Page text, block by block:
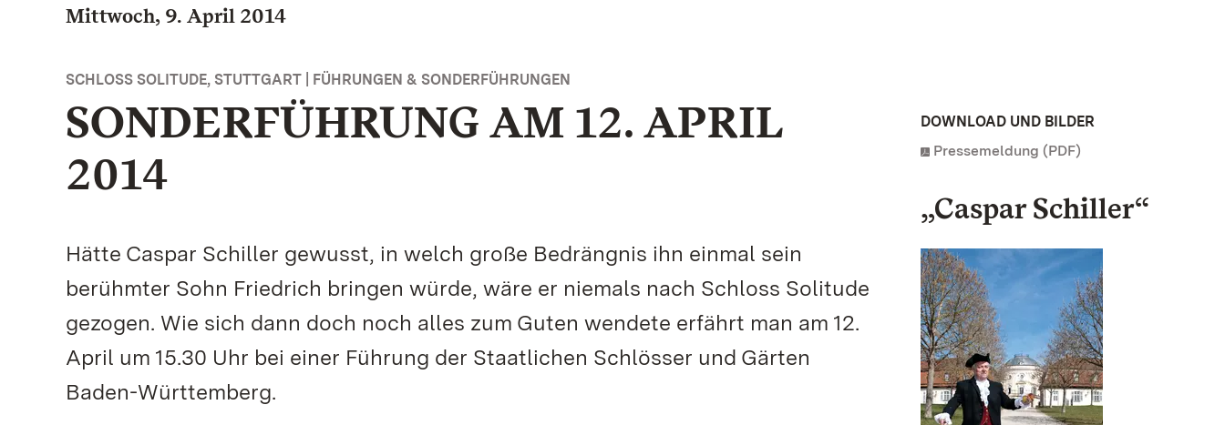
Mittwoch, 9. April 2014
SCHLOSS SOLITUDE, STUTTGART | FÜHRUNGEN & SONDERFÜHRUNGEN
SONDERFÜHRUNG AM 12. APRIL
2014
Hätte Caspar Schiller gewusst, in welch große Bedrängnis ihn einmal sein
berühmter Sohn Friedrich bringen würde, wäre er niemals nach Schloss Solitude
gezogen. Wie sich dann doch noch alles zum Guten wendete erfährt man am 12.
April um 15.30 Uhr bei einer Führung der Staatlichen Schlösser und Gärten
Baden-Württemberg.
DOWNLOAD UND BILDER
Pressemeldung (PDF)
„Caspar Schiller“